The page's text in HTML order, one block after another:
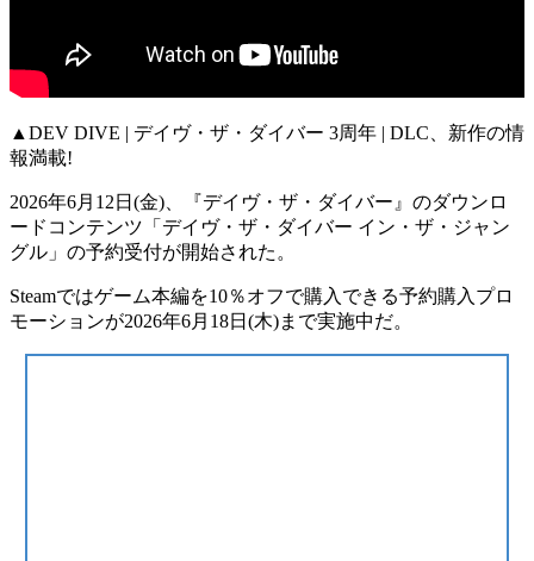
▲DEV DIVE | デイヴ・ザ・ダイバー 3周年 | DLC、新作の情
報満載!
2026年6月12日(金)、『デイヴ・ザ・ダイバー 』のダウンロ
ードコンテンツ「 デイヴ・ザ・ダイバー イン・ザ・ジャン
グル 」の予約受付が開始された。
Steamではゲーム本編を10％オフで購入できる予約購入プロ
モーションが2026年6月18日(木)まで実施中だ。